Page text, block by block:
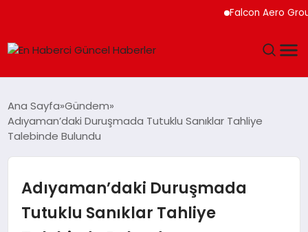
Falcon Aero
SPOR
TEKNOLOJI
Ana Sayfa Gündem
Adıyaman’daki Duruşmada Tutuklu Sanıklar Tahliye
Talebinde Bulundu
Adıyaman’daki Duruşmada
Tutuklu Sanıklar Tahliye